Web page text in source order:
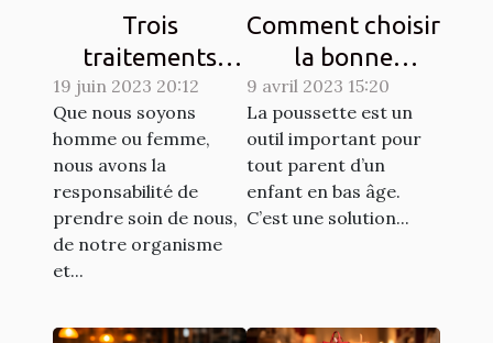
Trois
traitements
dermatologiques
pour améliorer
l'apparence de
votre peau
19 juin 2023 20:12
Que nous soyons
homme ou femme,
nous avons la
responsabilité de
prendre soin de nous,
de notre organisme
et...
Comment choisir
la bonne
poussette pour
un enfant ?
9 avril 2023 15:20
La poussette est un
outil important pour
tout parent d’un
enfant en bas âge.
C’est une solution...